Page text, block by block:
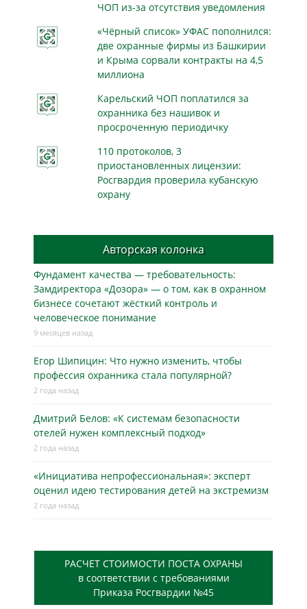
ЧОП из-за отсутствия уведомления
«Чёрный список» УФАС пополнился:
две охранные фирмы из Башкирии
и Крыма сорвали контракты на 4,5
миллиона
Карельский ЧОП поплатился за
охранника без нашивок и
просроченную периодичку
110 протоколов, 3
приостановленных лицензии:
Росгвардия проверила кубанскую
охрану
Авторская колонка
Фундамент качества — требовательность:
Замдиректора «Дозора» — о том, как в охранном
бизнесe сочетают жёсткий контроль и
человеческое понимание
9 месяцев назад
Егор Шипицин: Что нужно изменить, чтобы
профессия охранника стала популярной?
2 года назад
Дмитрий Белов: «К системам безопасности
отелей нужен комплексный подход»
2 года назад
«Инициатива непрофессиональная»: эксперт
оценил идею тестирования детей на экстремизм
2 года назад
РАСЧЕТ СТОИМОСТИ ПОСТА ОХРАНЫ
в соответствии с требованиями
Приказа Росгвардии №45